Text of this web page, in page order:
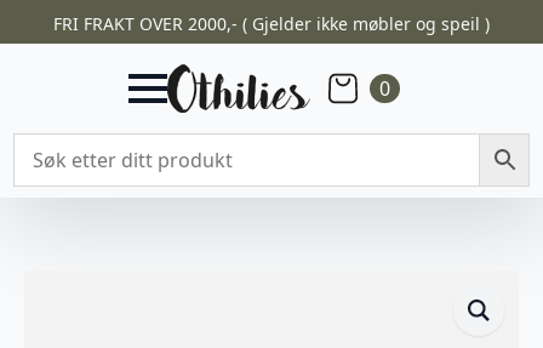
FRI FRAKT OVER 2000,- ( Gjelder ikke møbler og speil )
0